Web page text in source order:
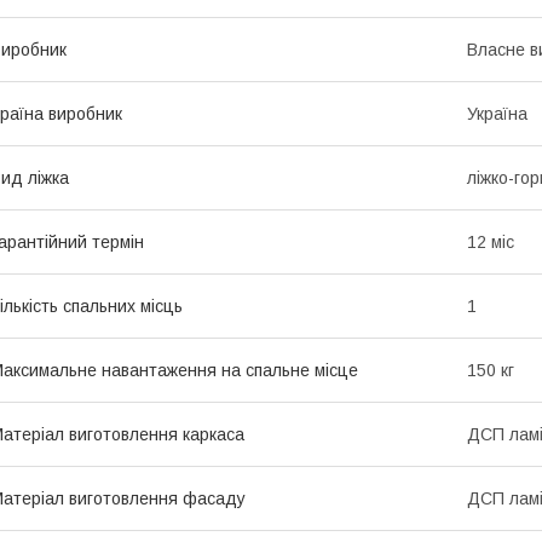
Власне
виробник Україна
ліжка ліжко-
термін 12 міс
спальних місць 1
навантаження на спальне місце 150 кг
виготовлення каркаса ДСП
виготовлення фасаду ДСП